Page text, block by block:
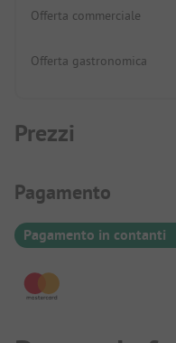
Offerta commerciale
Offerta gastronomica
Prezzi
Informazioni sul
Pagamento
Pagamento in contanti